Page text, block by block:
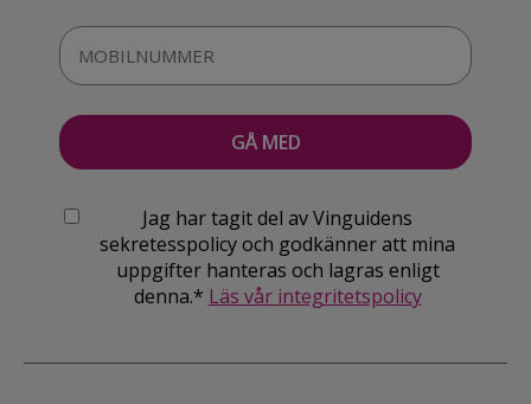
Jag har tagit del av Vinguidens
sekretesspolicy och godkänner att mina
uppgifter hanteras och lagras enligt
denna.* Läs vår integritetspolicy